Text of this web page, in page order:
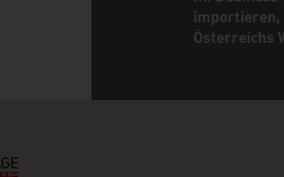
importieren,
Österreichs